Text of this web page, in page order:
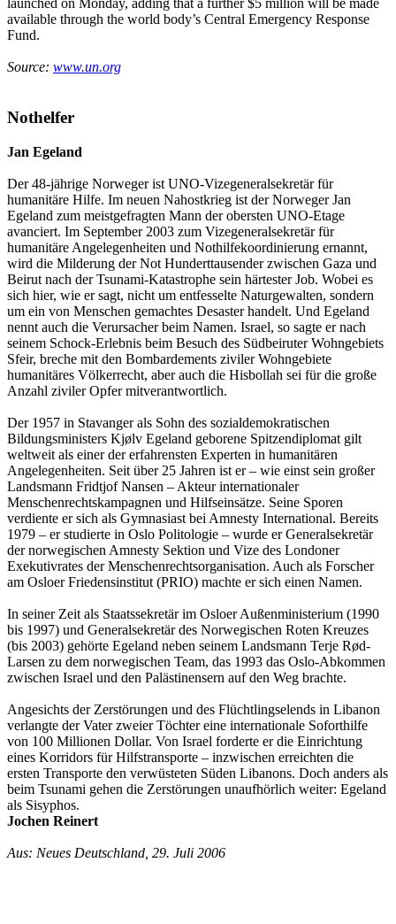
launched on Monday, adding that a further $5 million will be made
available through the world body’s Central Emergency Response
Fund.
Source: www.un.org
Nothelfer
Jan Egeland
Der 48-jährige Norweger ist UNO-Vizegeneralsekretär für
humanitäre Hilfe. Im neuen Nahostkrieg ist der Norweger Jan
Egeland zum meistgefragten Mann der obersten UNO-Etage
avanciert. Im September 2003 zum Vizegeneralsekretär für
humanitäre Angelegenheiten und Nothilfekoordinierung ernannt,
wird die Milderung der Not Hunderttausender zwischen Gaza und
Beirut nach der Tsunami-Katastrophe sein härtester Job. Wobei es
sich hier, wie er sagt, nicht um entfesselte Naturgewalten, sondern
um ein von Menschen gemachtes Desaster handelt. Und Egeland
nennt auch die Verursacher beim Namen. Israel, so sagte er nach
seinem Schock-Erlebnis beim Besuch des Südbeiruter Wohngebiets
Sfeir, breche mit den Bombardements ziviler Wohngebiete
humanitäres Völkerrecht, aber auch die Hisbollah sei für die große
Anzahl ziviler Opfer mitverantwortlich.
Der 1957 in Stavanger als Sohn des sozialdemokratischen
Bildungsministers Kjølv Egeland geborene Spitzendiplomat gilt
weltweit als einer der erfahrensten Experten in humanitären
Angelegenheiten. Seit über 25 Jahren ist er – wie einst sein großer
Landsmann Fridtjof Nansen – Akteur internationaler
Menschenrechtskampagnen und Hilfseinsätze. Seine Sporen
verdiente er sich als Gymnasiast bei Amnesty International. Bereits
1979 – er studierte in Oslo Politologie – wurde er Generalsekretär
der norwegischen Amnesty Sektion und Vize des Londoner
Exekutivrates der Menschenrechtsorganisation. Auch als Forscher
am Osloer Friedensinstitut (PRIO) machte er sich einen Namen.
In seiner Zeit als Staatssekretär im Osloer Außenministerium (1990
bis 1997) und Generalsekretär des Norwegischen Roten Kreuzes
(bis 2003) gehörte Egeland neben seinem Landsmann Terje Rød-
Larsen zu dem norwegischen Team, das 1993 das Oslo-Abkommen
zwischen Israel und den Palästinensern auf den Weg brachte.
Angesichts der Zerstörungen und des Flüchtlingselends in Libanon
verlangte der Vater zweier Töchter eine internationale Soforthilfe
von 100 Millionen Dollar. Von Israel forderte er die Einrichtung
eines Korridors für Hilfstransporte – inzwischen erreichten die
ersten Transporte den verwüsteten Süden Libanons. Doch anders als
beim Tsunami gehen die Zerstörungen unaufhörlich weiter: Egeland
als Sisyphos.
Jochen Reinert
Aus: Neues Deutschland, 29. Juli 2006